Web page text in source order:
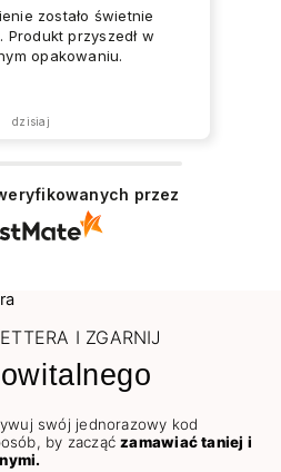
zostało świetnie
Produkt przyszedł w
opakowaniu.
dzisiaj
przez
I ZGARNIJ
swój jednorazowy kod
by zacząćzamawiać taniej i